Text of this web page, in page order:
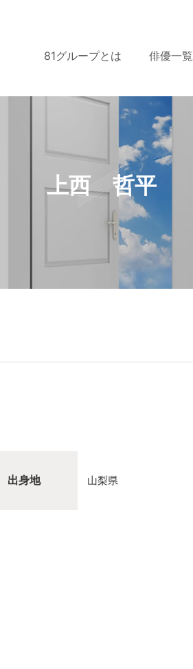
81グループとは 俳優一覧
上西 哲平
出身地 山梨県